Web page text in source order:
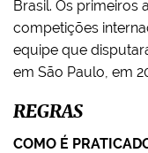
Brasil. Os primeiros
competições
equipe que
em São Paulo, em
REGRAS
COMO É